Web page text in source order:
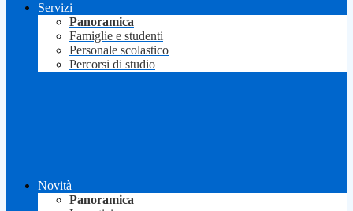
Servizi
Panoramica
Famiglie e studenti
Personale scolastico
Percorsi di studio
Novità
Panoramica